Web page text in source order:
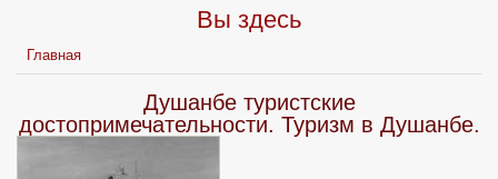
Вы здесь
Главная
Душанбе туристские
достопримечательности. Туризм в Душанбе.